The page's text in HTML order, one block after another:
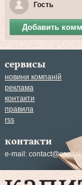
Гость
Добавить
сервисы
новини компаній
реклама
контакти
правила
rss
контакти
e-mail: